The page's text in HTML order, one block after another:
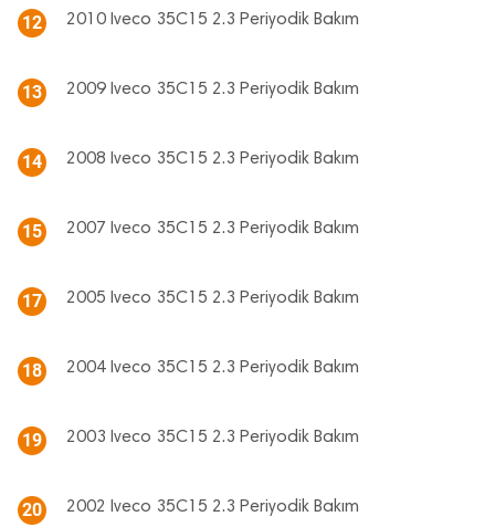
12 2010 Iveco 35C15 2.3 Periyodik Bakım
13 2009 Iveco 35C15 2.3 Periyodik Bakım
14 2008 Iveco 35C15 2.3 Periyodik Bakım
15 2007 Iveco 35C15 2.3 Periyodik Bakım
17 2005 Iveco 35C15 2.3 Periyodik Bakım
18 2004 Iveco 35C15 2.3 Periyodik Bakım
19 2003 Iveco 35C15 2.3 Periyodik Bakım
20 2002 Iveco 35C15 2.3 Periyodik Bakım